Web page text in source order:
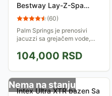
Bestway Lay-Z-Spa
Palm Springs HMC 010
(60)
Palm Springs je prenosivi
jacuzzi sa grejačem vode,
grejača ima 120 mlaznica
koje izbacuju mehuriće
vazduha. Jednostavna...
104,000 RSD
Nema na stanju
Intex Ultra XTR bazen Sa